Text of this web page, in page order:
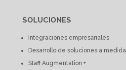
SOLUCIONES
Integraciones empresariales
Desarrollo de soluciones a medida
Staff Augmentation +